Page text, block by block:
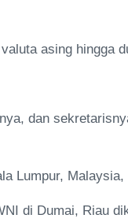
asing hingga
dan
Lumpur,
di Dumai, Riau